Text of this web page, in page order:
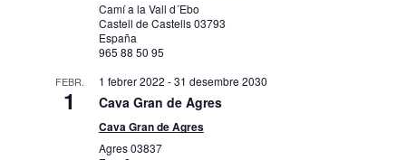
Camí a la Vall d´Ebo
Castell de Castells03793
España
965 88 50 95
FEBR.
1
1 febrer 2022 -31 desembre 2030
Cava Gran de Agres
Cava Gran de Agres
Agres03837